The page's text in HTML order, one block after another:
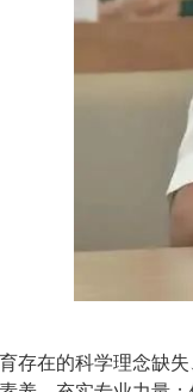
存在的科学理念缺